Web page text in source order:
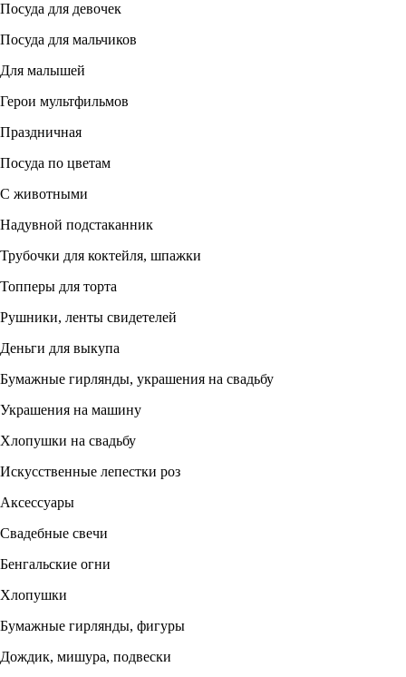
Посуда для девочек
Посуда для мальчиков
Для малышей
Герои мультфильмов
Праздничная
Посуда по цветам
С животными
Надувной подстаканник
Трубочки для коктейля, шпажки
Топперы для торта
Рушники, ленты свидетелей
Деньги для выкупа
Бумажные гирлянды, украшения на свадьбу
Украшения на машину
Хлопушки на свадьбу
Искусственные лепестки роз
Аксессуары
Свадебные свечи
Бенгальские огни
Хлопушки
Бумажные гирлянды, фигуры
Дождик, мишура, подвески